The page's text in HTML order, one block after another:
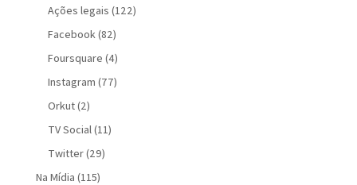
Ações legais (122)
Facebook(82)
Foursquare (4)
Instagram (77)
Orkut(2)
TV Social(11)
Twitter(29)
Na Mídia (115)